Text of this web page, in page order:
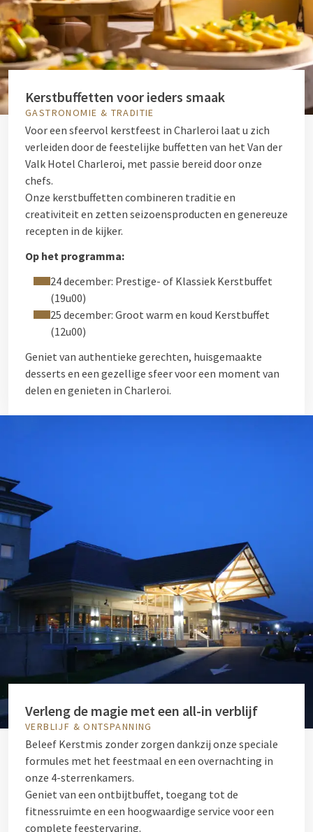
Kerstbuffetten voor ieders smaak
GASTRONOMIE & TRADITIE
Voor een sfeervol kerstfeest in Charleroi laat u zich
verleiden door de feestelijke buffetten van het Van der
Valk Hotel Charleroi, met passie bereid door onze
chefs.
Onze kerstbuffetten combineren traditie en
creativiteit en zetten seizoensproducten en genereuze
recepten in de kijker.
Op het programma:
24 december: Prestige- of Klassiek Kerstbuffet
(19u00)
25 december: Groot warm en koud Kerstbuffet
(12u00)
Geniet van authentieke gerechten, huisgemaakte
desserts en een gezellige sfeer voor een moment van
delen en genieten in Charleroi.
Verleng de magie met een all-in verblijf
VERBLIJF & ONTSPANNING
Beleef Kerstmis zonder zorgen dankzij onze speciale
formules met het feestmaal en een overnachting in
onze 4-sterrenkamers.
Geniet van een ontbijtbuffet, toegang tot de
fitnessruimte en een hoogwaardige service voor een
complete feestervaring.